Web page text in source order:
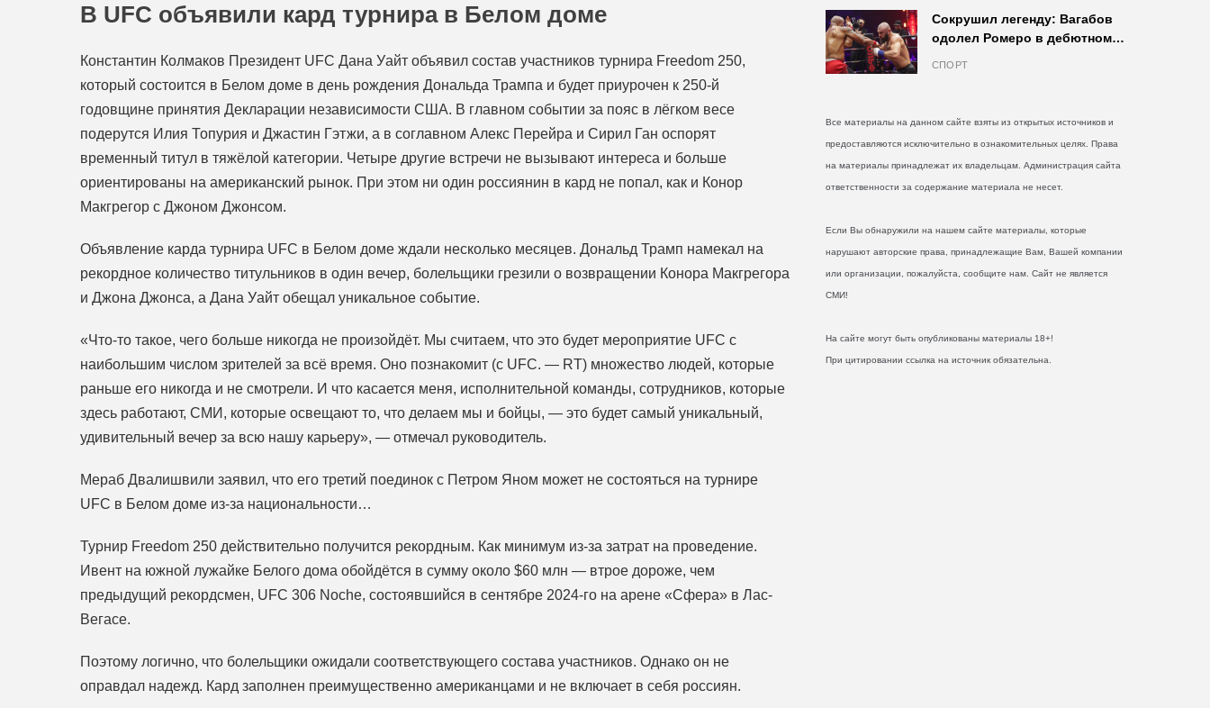
В UFC объявили кард турнира в Белом доме
Константин Колмаков Президент UFC Дана Уайт объявил состав участников турнира Freedom 250,
который состоится в Белом доме в день рождения Дональда Трампа и будет приурочен к 250-й
годовщине принятия Декларации независимости США. В главном событии за пояс в лёгком весе
подерутся Илия Топурия и Джастин Гэтжи, а в соглавном Алекс Перейра и Сирил Ган оспорят
временный титул в тяжёлой категории. Четыре другие встречи не вызывают интереса и больше
ориентированы на американский рынок. При этом ни один россиянин в кард не попал, как и Конор
Макгрегор с Джоном Джонсом.
Объявление карда турнира UFC в Белом доме ждали несколько месяцев. Дональд Трамп намекал на
рекордное количество титульников в один вечер, болельщики грезили о возвращении Конора Макгрегора
и Джона Джонса, а Дана Уайт обещал уникальное событие.
«Что-то такое, чего больше никогда не произойдёт. Мы считаем, что это будет мероприятие UFC с
наибольшим числом зрителей за всё время. Оно познакомит (с UFC. — RT) множество людей, которые
раньше его никогда и не смотрели. И что касается меня, исполнительной команды, сотрудников, которые
здесь работают, СМИ, которые освещают то, что делаем мы и бойцы, — это будет самый уникальный,
удивительный вечер за всю нашу карьеру», — отмечал руководитель.
Мераб Двалишвили заявил, что его третий поединок с Петром Яном может не состояться на турнире
UFC в Белом доме из-за национальности…
Турнир Freedom 250 действительно получится рекордным. Как минимум из-за затрат на проведение.
Ивент на южной лужайке Белого дома обойдётся в сумму около $60 млн — втрое дороже, чем
предыдущий рекордсмен, UFC 306 Noche, состоявшийся в сентябре 2024-го на арене «Сфера» в Лас-
Вегасе.
Поэтому логично, что болельщики ожидали соответствующего состава участников. Однако он не
оправдал надежд. Кард заполнен преимущественно американцами и не включает в себя россиян.
Сокрушил легенду: Вагабов
одолел Ромеро в дебютном
СПОРТ
Все материалы на данном сайте взяты из открытых источников и
предоставляются исключительно в ознакомительных целях. Права
на материалы принадлежат их владельцам. Администрация сайта
ответственности за содержание материала не несет.
Если Вы обнаружили на нашем сайте материалы, которые
нарушают авторские права, принадлежащие Вам, Вашей компании
или организации, пожалуйста, сообщите нам. Сайт не является
СМИ!
На сайте могут быть опубликованы материалы 18+!
При цитировании ссылка на источник обязательна.